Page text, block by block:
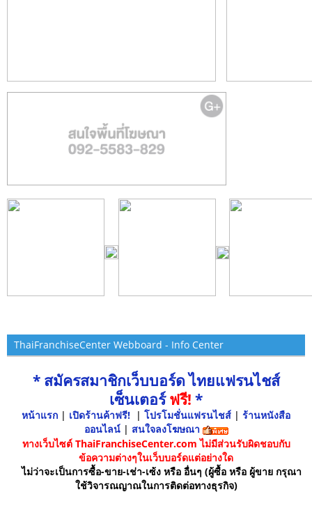
ThaiFranchiseCenter Webboard - Info Center
* สมัครสมาชิกเว็บบอร์ด ไทยแฟรนไชส์
เซ็นเตอร์ฟรี! *
หน้าแรก | เปิดร้านค้าฟรี! | โปรโมชั่นแฟรนไชส์ | ร้านหนังสือ
ออนไลน์ | สนใจลงโฆษณา
ทางเว็บไซต์ ThaiFranchiseCenter.com ไม่มีส่วนรับผิดชอบกับ
ข้อความต่างๆในเว็บบอร์ดแต่อย่างใด
ไม่ว่าจะเป็นการซื้อ-ขาย-เช่า-เซ้ง หรือ อื่นๆ (ผู้ซื้อ หรือ ผู้ขาย กรุณา
ใช้วิจารณญาณในการติดต่อทางธุรกิจ)